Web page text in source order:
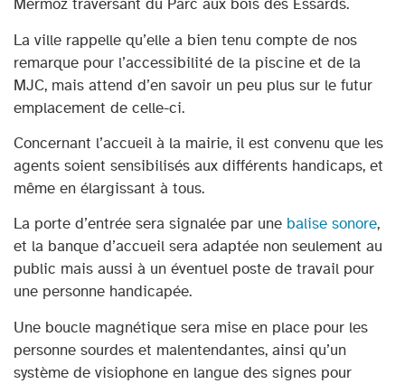
Mermoz traversant du Parc aux bois des Essards.
La ville rappelle qu’elle a bien tenu compte de nos
remarque pour l’accessibilité de la piscine et de la
MJC, mais attend d’en savoir un peu plus sur le futur
emplacement de celle-ci.
Concernant l’accueil à la mairie, il est convenu que les
agents soient sensibilisés aux différents handicaps, et
même en élargissant à tous.
La porte d’entrée sera signalée par une balise sonore,
et la banque d’accueil sera adaptée non seulement au
public mais aussi à un éventuel poste de travail pour
une personne handicapée.
Une boucle magnétique sera mise en place pour les
personne sourdes et malentendantes, ainsi qu’un
système de visiophone en langue des signes pour